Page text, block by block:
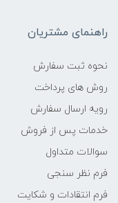
راهنمای مشتریان
نحوه ثبت سفارش
روش های پرداخت
رویه ارسال سفارش
خدمات پس از فروش
سوالات متداول
فرم نظر سنجی
فرم انتقادات و شکایت